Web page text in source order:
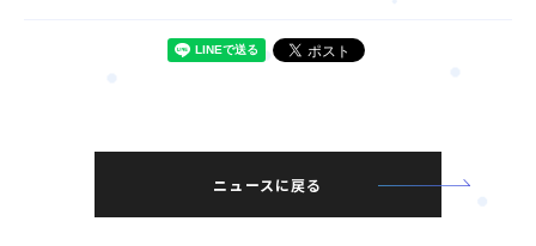
ニュースに戻る